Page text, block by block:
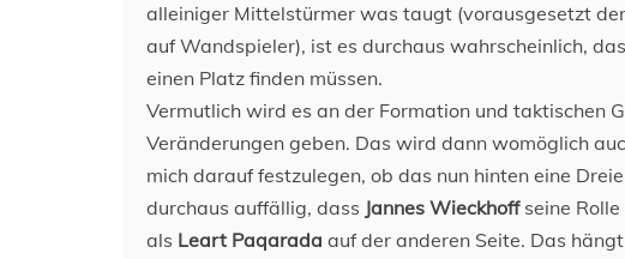
alleiniger Mittelstürmer was taugt (vorausgesetzt
auf Wandspieler), ist es durchaus wahrscheinlich,
einen Platz finden müssen.
Vermutlich wird es an der Formation und taktischen
Veränderungen geben. Das wird dann womöglich
mich darauf festzulegen, ob das nun hinten eine
durchaus auffällig, dass Jannes Wieckhoff seine
als Leart Paqarada auf der anderen Seite. Das